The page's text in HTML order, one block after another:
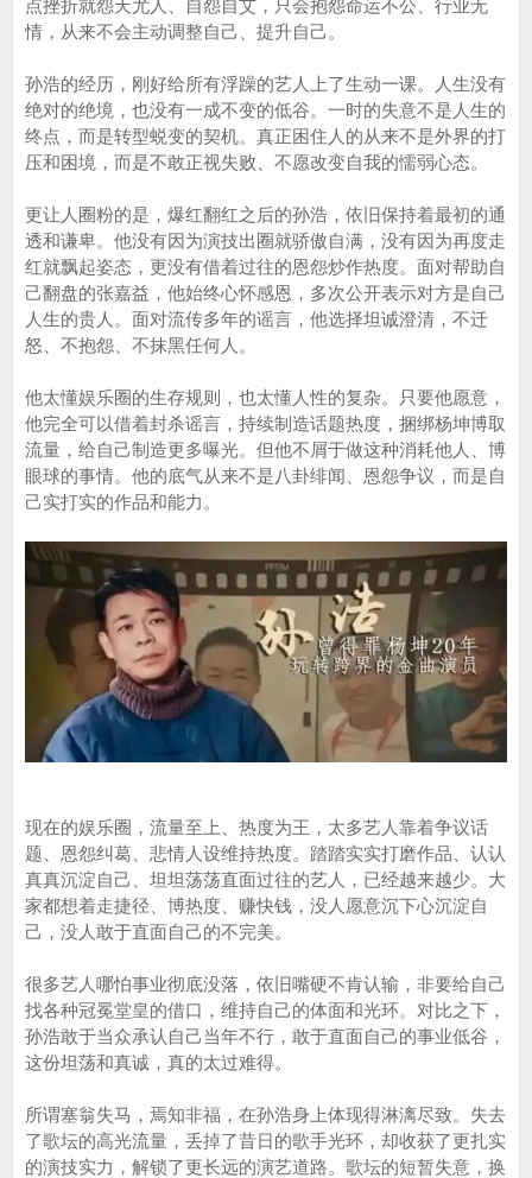
点挫折就怨天尤人、自怨自艾，只会抱怨命运不公、行业无
情，从来不会主动调整自己、提升自己。
孙浩的经历，刚好给所有浮躁的艺人上了生动一课。人生没有
绝对的绝境，也没有一成不变的低谷。一时的失意不是人生的
终点，而是转型蜕变的契机。真正困住人的从来不是外界的打
压和困境，而是不敢正视失败、不愿改变自我的懦弱心态。
更让人圈粉的是，爆红翻红之后的孙浩，依旧保持着最初的通
透和谦卑。他没有因为演技出圈就骄傲自满，没有因为再度走
红就飘起姿态，更没有借着过往的恩怨炒作热度。面对帮助自
己翻盘的张嘉益，他始终心怀感恩，多次公开表示对方是自己
人生的贵人。面对流传多年的谣言，他选择坦诚澄清，不迁
怒、不抱怨、不抹黑任何人。
他太懂娱乐圈的生存规则，也太懂人性的复杂。只要他愿意，
他完全可以借着封杀谣言，持续制造话题热度，捆绑杨坤博取
流量，给自己制造更多曝光。但他不屑于做这种消耗他人、博
眼球的事情。他的底气从来不是八卦绯闻、恩怨争议，而是自
己实打实的作品和能力。
现在的娱乐圈，流量至上、热度为王，太多艺人靠着争议话
题、恩怨纠葛、悲情人设维持热度。踏踏实实打磨作品、认认
真真沉淀自己、坦坦荡荡直面过往的艺人，已经越来越少。大
家都想着走捷径、博热度、赚快钱，没人愿意沉下心沉淀自
己，没人敢于直面自己的不完美。
很多艺人哪怕事业彻底没落，依旧嘴硬不肯认输，非要给自己
找各种冠冕堂皇的借口，维持自己的体面和光环。对比之下，
孙浩敢于当众承认自己当年不行，敢于直面自己的事业低谷，
这份坦荡和真诚，真的太过难得。
所谓塞翁失马，焉知非福，在孙浩身上体现得淋漓尽致。失去
了歌坛的高光流量，丢掉了昔日的歌手光环，却收获了更扎实
的演技实力，解锁了更长远的演艺道路。歌坛的短暂失意，换